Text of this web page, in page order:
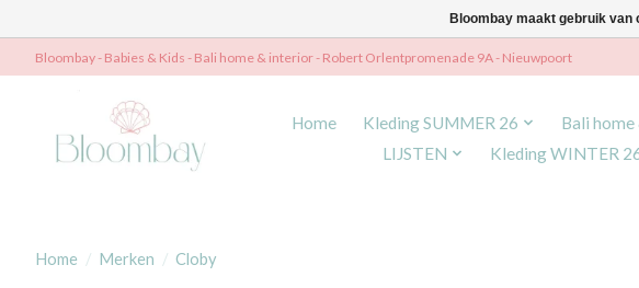
Bloombay - Babies & Kids - Bali home & interior - Robert Orlentpromenade 9A - Nieuwpoort
Home Kleding SUMMER 26 Bali
LIJSTEN
Kleding WINTER
Home / Merken / Cloby
Bloombay maakt gebruik